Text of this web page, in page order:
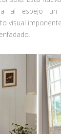
al espejo un
visual